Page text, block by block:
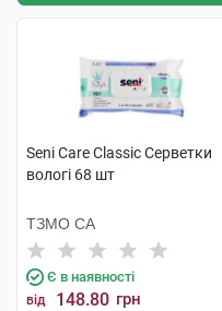
Seni Care Classic Серветки
вологі 68 шт
ТЗМО СА
Є в наявності
від 148.80 грн